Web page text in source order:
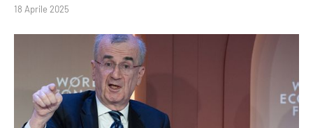
18 Aprile 2025